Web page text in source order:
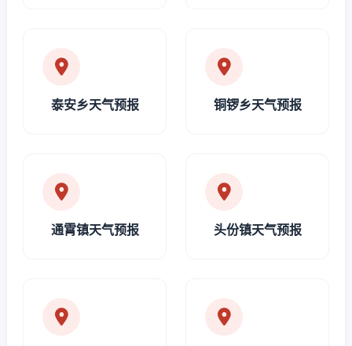
泰安乡天气预报 铜锣乡天气预报
通霄镇天气预报 头份镇天气预报